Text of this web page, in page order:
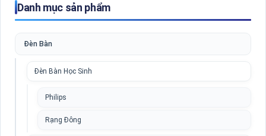
Danh mục sản phẩm
Đèn Bàn
Đèn Bàn Học Sinh
Philips
Rạng Đông